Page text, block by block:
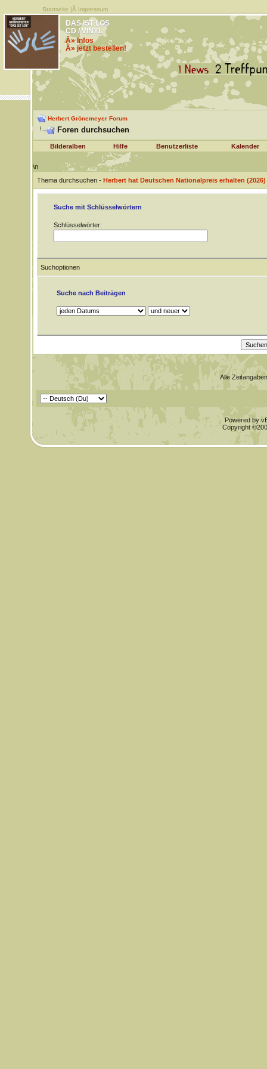
Startseite |Â Impressum
DAS IST LOS
CD / VINYL
Â» Infos
Â» jetzt bestellen!
Herbert Grönemeyer Forum
Foren durchsuchen
Bilderalben Hilfe Benutzerliste Kalender
\n
Thema durchsuchen - Herbert hat Deutschen Nationalpreis erhalten (2026)
Suche mit Schlüsselwörtern
Schlüsselwörter:
Suchoptionen
Suche nach Beiträgen
Alle
Powered by
Copyright